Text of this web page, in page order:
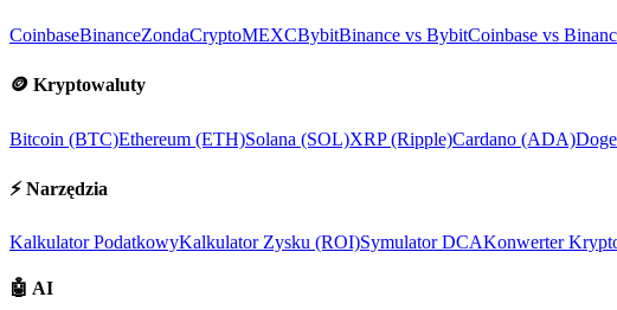
CoinbaseBinanceZondaCryptoMEXCBybitBinance vs BybitCoinbase vs
🪙 Kryptowaluty
Bitcoin (BTC)Ethereum (ETH)Solana (SOL)XRP (Ripple)Cardano (ADA)
⚡ Narzędzia
Kalkulator PodatkowyKalkulator Zysku (ROI)Symulator DCAKonwerter
🤖 AI